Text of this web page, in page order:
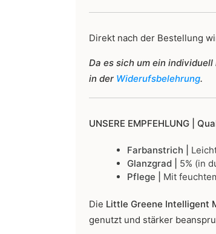
Direkt nach der Bestellung
Da es sich um ein
in der Widerufsbelehrung.
UNSERE EMPFEHLUNG |
Farbanstrich |
Glanzgrad | 5% (in
Pflege |
Mit
Die Little Greene Intelligent
genutzt und stärker